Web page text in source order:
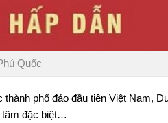
Quốc
phố đảo đầu tiên Việt Nam,
tâm đặc biệt…